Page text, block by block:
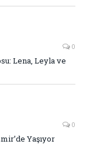
0
Lena, Leyla ve
0
Yaşıyor